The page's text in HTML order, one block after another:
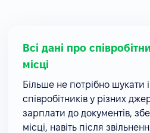
Всі дані про
місці
Більше не потрібно шукати
співробітників у різних
зарплати до документів,
місці, навіть після